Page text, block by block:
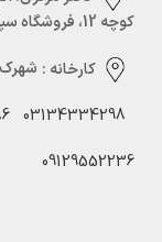
کوچه 12، فروشگاه سپاهان سرما
کارخانه : شهرک
03134334298
09129552236